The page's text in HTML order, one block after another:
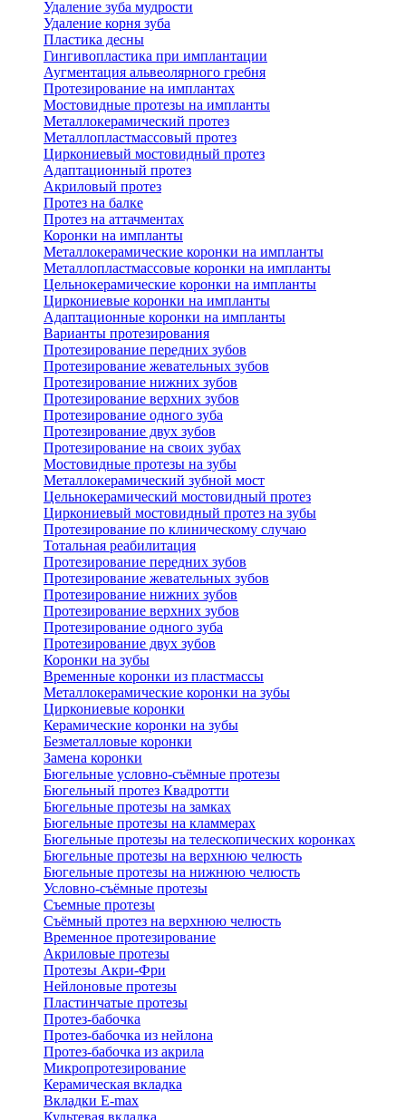
Удаление зуба мудрости
Удаление корня зуба
Пластика десны
Гингивопластика при имплантации
Аугментация альвеолярного гребня
Протезирование на имплантах
Мостовидные протезы на импланты
Металлокерамический протез
Металлопластмассовый протез
Циркониевый мостовидный протез
Адаптационный протез
Акриловый протез
Протез на балке
Протез на аттачментах
Коронки на импланты
Металлокерамические коронки на импланты
Металлопластмассовые коронки на импланты
Цельнокерамические коронки на импланты
Циркониевые коронки на импланты
Адаптационные коронки на импланты
Варианты протезирования
Протезирование передних зубов
Протезирование жевательных зубов
Протезирование нижних зубов
Протезирование верхних зубов
Протезирование одного зуба
Протезирование двух зубов
Протезирование на своих зубах
Мостовидные протезы на зубы
Металлокерамический зубной мост
Цельнокерамический мостовидный протез
Циркониевый мостовидный протез на зубы
Протезирование по клиническому случаю
Тотальная реабилитация
Протезирование передних зубов
Протезирование жевательных зубов
Протезирование нижних зубов
Протезирование верхних зубов
Протезирование одного зуба
Протезирование двух зубов
Коронки на зубы
Временные коронки из пластмассы
Металлокерамические коронки на зубы
Циркониевые коронки
Керамические коронки на зубы
Безметалловые коронки
Замена коронки
Бюгельные условно-съёмные протезы
Бюгельный протез Квадротти
Бюгельные протезы на замках
Бюгельные протезы на кламмерах
Бюгельные протезы на телескопических коронках
Бюгельные протезы на верхнюю челюсть
Бюгельные протезы на нижнюю челюсть
Условно-съёмные протезы
Съемные протезы
Съёмный протез на верхнюю челюсть
Временное протезирование
Акриловые протезы
Протезы Акри-Фри
Нейлоновые протезы
Пластинчатые протезы
Протез-бабочка
Протез-бабочка из нейлона
Протез-бабочка из акрила
Микропротезирование
Керамическая вкладка
Вкладки E-max
Культевая вкладка